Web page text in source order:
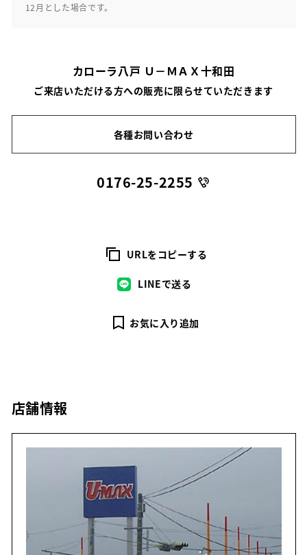
12月とした場合です。
カローラ八戸 Ｕ－ＭＡＸ十和田
ご来店いただける方への販売に限らせていただきます
各種お問い合わせ
0176-25-2255
URLをコピーする
LINEで送る
お気に入り追加
店舗情報